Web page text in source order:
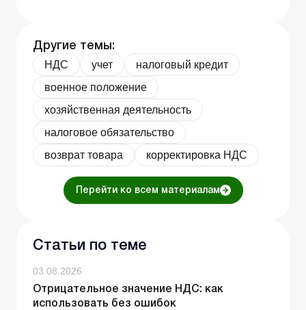
Другие темы:
НДС учет
налоговый кредит
военное положение
хозяйственная деятельность
налоговое обязательство
возврат товара
корректировка НДС
Перейти ко всем материалам
Статьи по теме
03.08.2026
Отрицательное значение НДС: как
использовать без ошибок